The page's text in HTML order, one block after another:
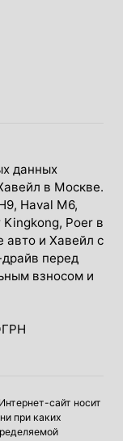
данных
в Москве.
Haval М6,
Poer в
авто и Хавейл с
перед
взносом и
сайт носит
при каких